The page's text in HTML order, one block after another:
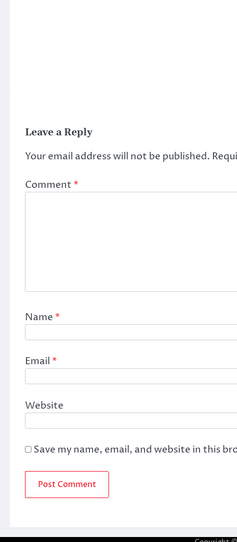
Leave a Reply
Your email address will not be published.
Comment *
Name *
Email *
Website
Save my name, email, and website in this